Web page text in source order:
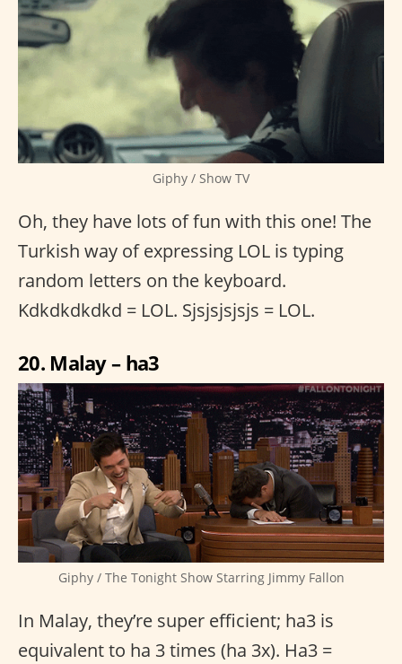
Giphy / Show TV
Oh, they have lots of fun with this one! The
Turkish way of expressing LOL is typing
random letters on the keyboard.
Kdkdkdkdkd = LOL. Sjsjsjsjsjs = LOL.
20. Malay – ha3
Giphy / The Tonight Show Starring Jimmy Fallon
In Malay, they’re super efficient; ha3 is
equivalent to ha 3 times (ha 3x). Ha3 =